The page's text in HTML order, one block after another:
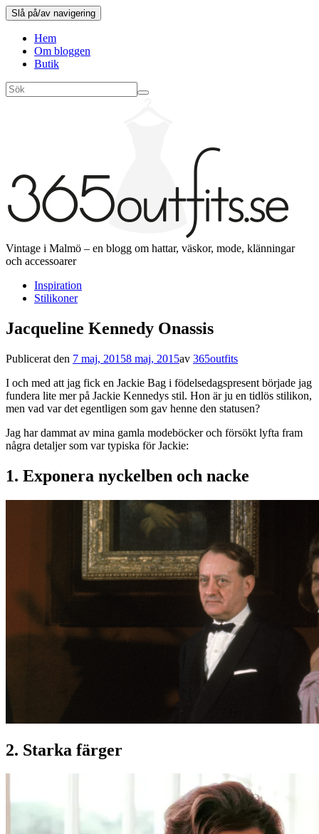
Slå på/av navigering
Hem
Om bloggen
Butik
Vintage i Malmö – en blogg om hattar, väskor, mode, klänningar
och accessoarer
Inspiration
Stilikoner
Jacqueline Kennedy Onassis
Publicerat den 7 maj, 20158 maj, 2015av 365outfits
I och med att jag fick en Jackie Bag i födelsedagspresent började jag
fundera lite mer på Jackie Kennedys stil. Hon är ju en tidlös stilikon,
men vad var det egentligen som gav henne den statusen?
Jag har dammat av mina gamla modeböcker och försökt lyfta fram
några detaljer som var typiska för Jackie:
1. Exponera nyckelben och nacke
2. Starka färger